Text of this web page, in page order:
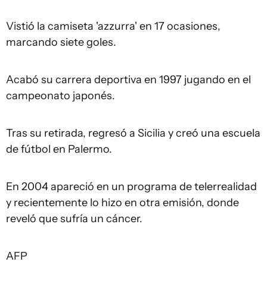
Vistió la camiseta 'azzurra' en 17 ocasiones,
marcando siete goles.
Acabó su carrera deportiva en 1997 jugando en el
campeonato japonés.
Tras su retirada, regresó a Sicilia y creó una escuela
de fútbol en Palermo.
En 2004 apareció en un programa de telerrealidad
y recientemente lo hizo en otra emisión, donde
reveló que sufría un cáncer.
AFP